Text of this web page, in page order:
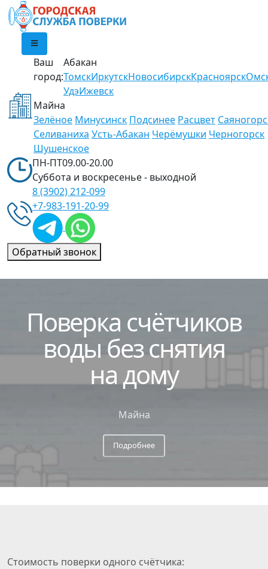
Ваш
город:
Абакан
ТомскИркутскНовосибирскКрасноярск
УдэИжевск
Майна
Зелёное Минусинск Подсинее Расцвет
Селиваниха Усть-Абакан Черёмушки Черногорск
Шушенское
ПН-ПТ09.00-20.00
Суббота и воскресенье - выходной
8 (3902)212-099
+7-983-191-20-99
Обратный звонок
Поверка счётчиков
воды без снятия
на дому
Майна
Подробнее
Стоимость поверки одного счётчика: